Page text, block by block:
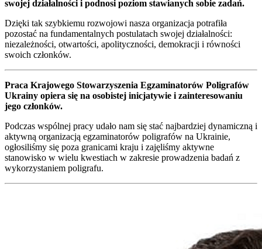
swojej działalności i podnosi poziom stawianych sobie zadań.
Dzięki tak szybkiemu rozwojowi nasza organizacja potrafiła
pozostać na fundamentalnych postulatach swojej działalności:
niezależności, otwartości, apolityczności, demokracji i równości
swoich członków.
Praca Krajowego Stowarzyszenia Egzaminatorów Poligrafów
Ukrainy opiera się na osobistej inicjatywie i zainteresowaniu
jego członków.
Podczas wspólnej pracy udało nam się stać najbardziej dynamiczną i
aktywną organizacją egzaminatorów poligrafów na Ukrainie,
ogłosiliśmy się poza granicami kraju i zajęliśmy aktywne
stanowisko w wielu kwestiach w zakresie prowadzenia badań z
wykorzystaniem poligrafu.